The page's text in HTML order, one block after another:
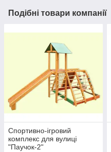
Подібні товари компанії
Спортивно-ігровий
комплекс для вулиці
"Паучок-2"